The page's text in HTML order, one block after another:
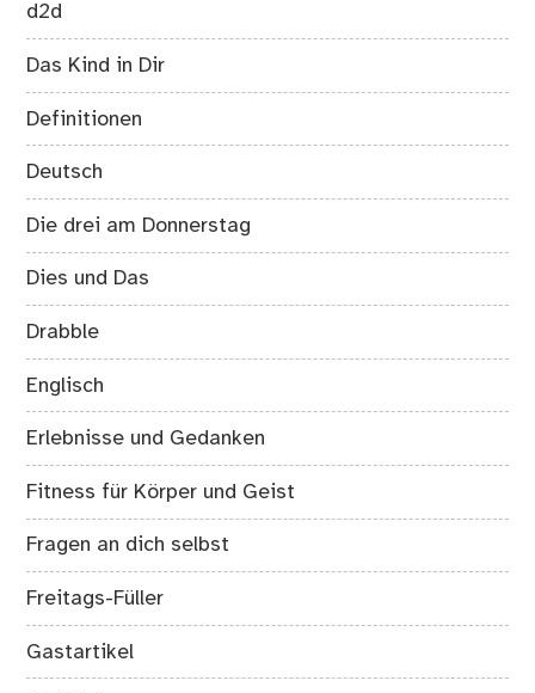
d2d
Das Kind in Dir
Definitionen
Deutsch
Die drei am Donnerstag
Dies und Das
Drabble
Englisch
Erlebnisse und Gedanken
Fitness für Körper und Geist
Fragen an dich selbst
Freitags-Füller
Gastartikel